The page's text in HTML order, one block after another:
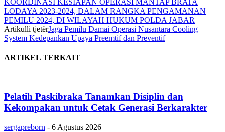
KOORDINASI KESIAPAN OPERASI MANTAP BRATA
LODAYA 2023-2024, DALAM RANGKA PENGAMANAN
PEMILU 2024, DI WILAYAH HUKUM POLDA JABAR
Artikulli tjetërJaga Pemilu Damai Operasi Nusantara Cooling
System Kedepankan Upaya Preemtif dan Preventif
ARTIKEL TERKAIT
Pelatih Paskibraka Tanamkan Disiplin dan
Kekompakan untuk Cetak Generasi Berkarakter
sergapreborn - 6 Agustus 2026